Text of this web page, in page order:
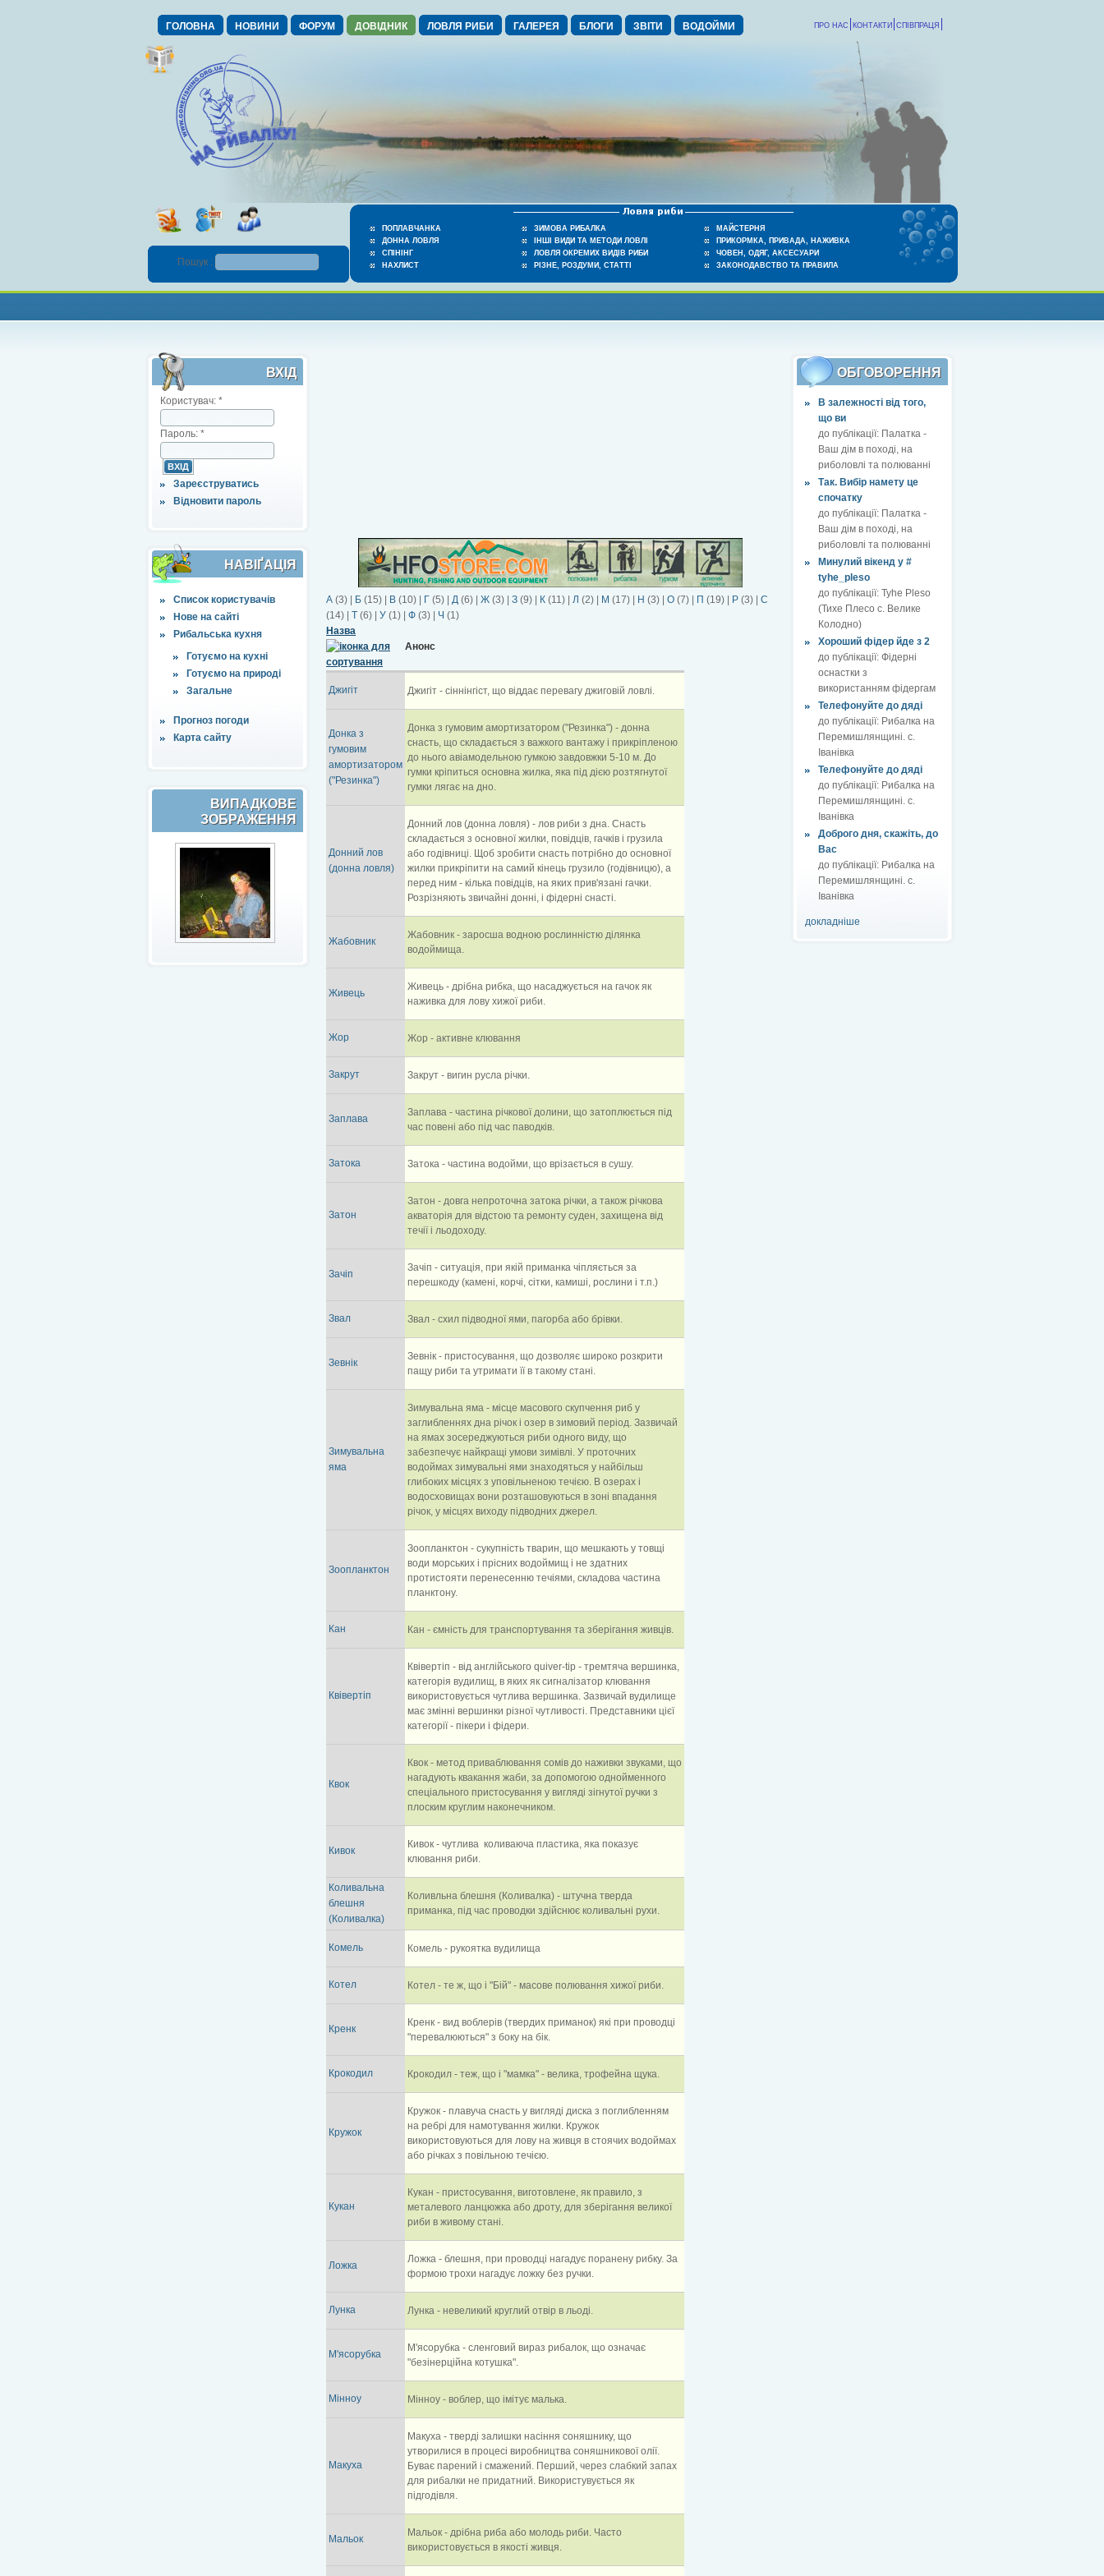
ГОЛОВНА НОВИНИ ФОРУМ ДОВІДНИК ЛОВЛЯ РИБИ ГАЛЕРЕЯ БЛОГИ ЗВІТИ ВОДОЙМИ СПІВПРАЦЯ
КОНТАКТИ
ПРО НАС
ПОПЛАВЧАНКА
ДОННА ЛОВЛЯ
СПІНІНГ
НАХЛИСТ
ЗИМОВА РИБАЛКА
ІНШІ ВИДИ ТА МЕТОДИ ЛОВЛІ
ЛОВЛЯ ОКРЕМИХ ВИДІВ РИБИ
РІЗНЕ, РОЗДУМИ, СТАТТІ
МАЙСТЕРНЯ
ПРИКОРМКА, ПРИВАДА, НАЖИВКА
ЧОВЕН, ОДЯГ, АКСЕСУАРИ
ЗАКОНОДАВСТВО ТА ПРАВИЛА
Пошук :
ВХІД
Користувач: *
Пароль: *
Зареєструватись
Відновити пароль
НАВІҐАЦІЯ
Список користувачів
Нове на сайті
Рибальська кухня
Готуємо на кухні
Готуємо на природі
Загальне
Прогноз погоди
Карта сайту
ВИПАДКОВЕ
ЗОБРАЖЕННЯ
ОБГОВОРЕННЯ
В залежності від того,
що ви
до публікації: Палатка -
Ваш дім в поході, на
риболовлі та полюванні
Так. Вибір намету це
спочатку
до публікації: Палатка -
Ваш дім в поході, на
риболовлі та полюванні
Минулий вікенд у #
tyhe_pleso
до публікації: Tyhe Pleso
(Тихе Плесо с. Велике
Колодно)
Хороший фідер йде з 2
до публікації: Фідерні
оснастки з
використанням фідергам
Телефонуйте до дяді
до публікації: Рибалка на
Перемишлянщині. с.
Іванівка
Телефонуйте до дяді
до публікації: Рибалка на
Перемишлянщині. с.
Іванівка
Доброго дня, скажіть, до
Вас
до публікації: Рибалка на
Перемишлянщині. с.
Іванівка
докладніше
А (3) Б (15) В (10) Г (5) Д (6) Ж (3) З (9) К (11) Л (2) М (17) Н (3) О (7) П (19) Р (3)
С
(14)
Т (6) У (1) Ф (3) Ч (1)
Назва
Анонс
Джигіт Джигіт - сіннінгіст, що віддає перевагу джиговій ловлі.
Донка з
гумовим
амортизатором
("Резинка")
Донка з гумовим амортизатором ("Резинка") - донна
снасть, що складається з важкого вантажу і прикріпленою
до нього авіамодельною гумкою завдовжки 5-10 м. До
гумки кріпиться основна жилка, яка під дією розтягнутої
гумки лягає на дно.
Донний лов
(донна ловля)
Донний лов (донна ловля) - лов риби з дна. Снасть
складається з основної жилки, повідців, гачків і грузила
або годівниці. Щоб зробити снасть потрібно до основної
жилки прикріпити на самий кінець грузило (годівницю), а
перед ним - кілька повідців, на яких прив'язані гачки.
Розрізняють звичайні донні, і фідерні снасті.
Жабовник
Жабовник - заросша водною рослинністю ділянка
водоймища.
Живець
Живець - дрібна рибка, що насаджується на гачок як
наживка для лову хижої риби.
Жор Жор - активне клювання
Закрут Закрут - вигин русла річки.
Заплава
Заплава - частина річкової долини, що затоплюється під
час повені або під час паводків.
Затока Затока - частина водойми, що врізається в сушу.
Затон
Затон - довга непроточна затока річки, а також річкова
акваторія для відстою та ремонту суден, захищена від
течії і льодоходу.
Зачіп
Зачіп - ситуація, при якій приманка чіпляється за
перешкоду (камені, корчі, сітки, камиші, рослини і т.п.)
Звал Звал - схил підводної ями, пагорба або брівки.
Зевнік
Зевнік - пристосування, що дозволяє широко розкрити
пащу риби та утримати її в такому стані.
Зимувальна
яма
Зимувальна яма - місце масового скупчення риб у
заглибленнях дна річок і озер в зимовий період. Зазвичай
на ямах зосереджуються риби одного виду, що
забезпечує найкращі умови зимівлі. У проточних
водоймах зимувальні ями знаходяться у найбільш
глибоких місцях з уповільненою течією. В озерах і
водосховищах вони розташовуються в зоні впадання
річок, у місцях виходу підводних джерел.
Зоопланктон
Зоопланктон - сукупність тварин, що мешкають у товщі
води морських і прісних водоймищ і не здатних
протистояти перенесенню течіями, складова частина
планктону.
Кан Кан - ємність для транспортування та зберігання живців.
Квівертіп
Квівертіп - від англійського quiver-tip - тремтяча вершинка,
категорія вудилищ, в яких як сигналізатор клювання
використовується чутлива вершинка. Зазвичай вудилище
має змінні вершинки різної чутливості. Представники цієї
категорії - пікери і фідери.
Квок
Квок - метод приваблювання сомів до наживки звуками, що
нагадують квакання жаби, за допомогою однойменного
спеціального пристосування у вигляді зігнутої ручки з
плоским круглим наконечником.
Кивок
Кивок - чутлива коливаюча пластика, яка показує
клювання риби.
Коливальна
блешня
(Коливалка)
Коливльна блешня (Коливалка) - штучна тверда
приманка, під час проводки здійснює коливальні рухи.
Комель Комель - рукоятка вудилища
Котел Котел - те ж, що і "Бій" - масове полювання хижої риби.
Кренк
Кренк - вид воблерів (твердих приманок) які при проводці
"перевалюються" з боку на бік.
Крокодил Крокодил - теж, що і "мамка" - велика, трофейна щука.
Кружок
Кружок - плавуча снасть у вигляді диска з поглибленням
на ребрі для намотування жилки. Кружок
використовуються для лову на живця в стоячих водоймах
або річках з повільною течією.
Кукан
Кукан - пристосування, виготовлене, як правило, з
металевого ланцюжка або дроту, для зберігання великої
риби в живому стані.
Ложка
Ложка - блешня, при проводці нагадує поранену рибку. За
формою трохи нагадує ложку без ручки.
Лунка Лунка - невеликий круглий отвір в льоді.
М'ясорубка
М'ясорубка - сленговий вираз рибалок, що означає
"безінерційна котушка".
Мінноу Мінноу - воблер, що імітує малька.
Макуха
Макуха - тверді залишки насіння соняшнику, що
утворилися в процесі виробництва соняшникової олії.
Буває парений і смажений. Перший, через слабкий запах
для рибалки не придатний. Використувується як
підгодівля.
Мальок
Мальок - дрібна риба або молодь риби. Часто
використовується в якості живця.